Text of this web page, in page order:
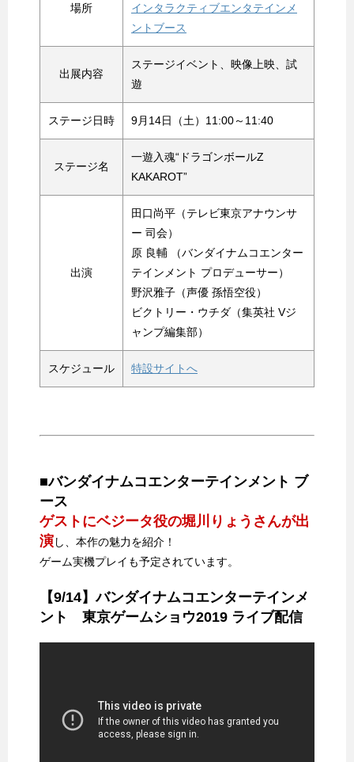
場所
インタラクティブエンタテインメ
ントブース
出展内容
ステージイベント、映像上映、試
遊
ステージ日時 9月14日（土）11:00～11:40
ステージ名
一遊入魂“ドラゴンボールZ
KAKAROT”
出演
田口尚平（テレビ東京アナウンサ
ー 司会）
原 良輔 （バンダイナムコエンター
テインメント プロデューサー）
野沢雅子（声優 孫悟空役）
ビクトリー・ウチダ（集英社 Vジ
ャンプ編集部）
スケジュール 特設サイトへ
■バンダイナムコエンターテインメント ブ
ース
ゲストにベジータ役の堀川りょうさんが出
演し、本作の魅力を紹介！
ゲーム実機プレイも予定されています。
【9/14】バンダイナムコエンターテインメ
ント 東京ゲームショウ2019 ライブ配信